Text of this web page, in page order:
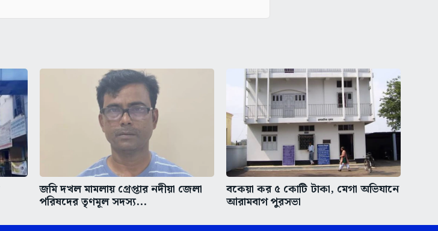
জমি দখল মামলায় গ্রেপ্তার নদীয়া জেলা
পরিষদের তৃণমূল সদস্য...
বকেয়া কর ৫ কোটি টাকা, মেগা অভিযানে
আরামবাগ পুরসভা